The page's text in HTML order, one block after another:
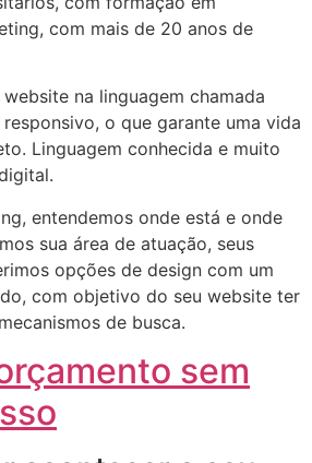
com mais de 20 anos de
na linguagem chamada
o que garante uma vida
Linguagem conhecida e muito
entendemos onde está e onde
sua área de atuação, seus
opções de design com um
com objetivo do seu website ter
de busca.
sem